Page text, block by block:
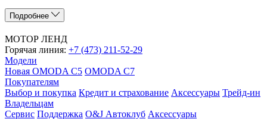
Подробнее
МОТОР ЛЕНД
Горячая линия: +7 (473) 211-52-29
Модели
Новая OMODA C5 OMODA C7
Покупателям
Выбор и покупка Кредит и страхование Аксессуары Трейд-ин
Владельцам
Сервис Поддержка O&J Автоклуб Аксессуары